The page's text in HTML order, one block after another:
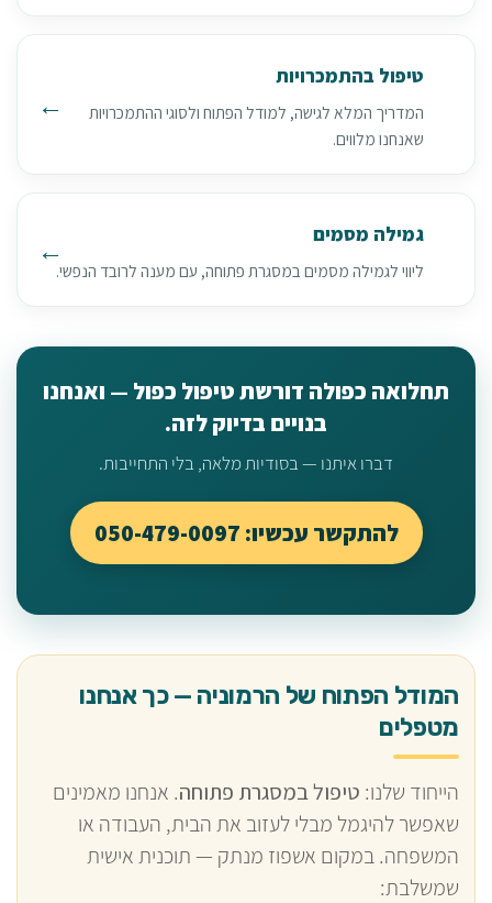
טיפול בהתמכרויות
המדריך המלא לגישה, למודל הפתוח ולסוגי ההתמכרויות
שאנחנו מלווים.
גמילה מסמים
ליווי לגמילה מסמים במסגרת פתוחה, עם מענה לרובד הנפשי.
תחלואה כפולה דורשת טיפול כפול — ואנחנו
בנויים בדיוק לזה.
דברו איתנו — בסודיות מלאה, בלי התחייבות.
להתקשר עכשיו: 050-479-0097
המודל הפתוח של הרמוניה — כך אנחנו
מטפלים
הייחוד שלנו: טיפול במסגרת פתוחה. אנחנו מאמינים
שאפשר להיגמל מבלי לעזוב את הבית, העבודה או
המשפחה. במקום אשפוז מנתק — תוכנית אישית
שמשלבת: